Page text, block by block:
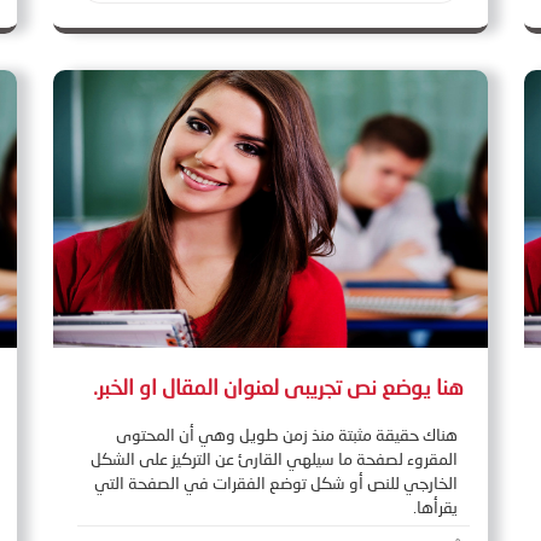
هنا يوضع نص تجريبى لعنوان المقال او الخبر.
هناك حقيقة مثبتة منذ زمن طويل وهي أن المحتوى
المقروء لصفحة ما سيلهي القارئ عن التركيز على الشكل
الخارجي للنص أو شكل توضع الفقرات في الصفحة التي
يقرأها.